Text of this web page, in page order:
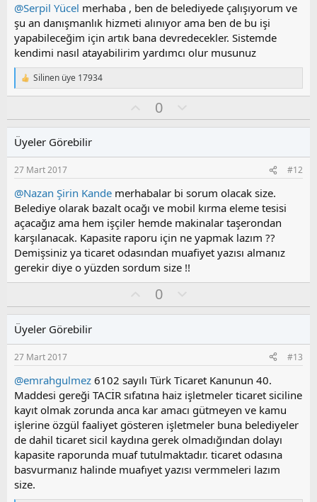
z
o
y
l
a
@Serpil Yücel merhaba , ben de belediyede çalışıyorum ve
şu an danışmanlık hizmeti alınıyor ama ben de bu işi
yapabileceğim için artık bana devredecekler. Sistemde
kendimi nasıl atayabilirim yardımcı olur musunuz
T
e
i
l
e
r
:
Silinen üye 17934
y
0
l
s
u
z
o
y
l
a
Üyeler Görebilir
27 Mart 2017 #12
@Nazan Şirin Kande merhabalar bi sorum olacak size.
Belediye olarak bazalt ocağı ve mobil kırma eleme tesisi
açacağız ama hem işçiler hemde makinalar taşerondan
karşılanacak. Kapasite raporu için ne yapmak lazım ??
Demişsiniz ya ticaret odasından muafiyet yazısı almanız
gerekir diye o yüzden sordum size !!
y
0
l
s
u
z
o
y
l
a
Üyeler Görebilir
27 Mart 2017 #13
@emrahgulmez 6102 sayılı Türk Ticaret Kanunun 40.
Maddesi gereği TACİR sıfatına haiz işletmeler ticaret siciline
kayıt olmak zorunda anca kar amacı gütmeyen ve kamu
işlerine özgül faaliyet gösteren işletmeler buna belediyeler
de dahil ticaret sicil kaydına gerek olmadığından dolayı
kapasite raporunda muaf tutulmaktadır. ticaret odasına
basvurmanız halinde muafıyet yazısı vermmeleri lazım
size.